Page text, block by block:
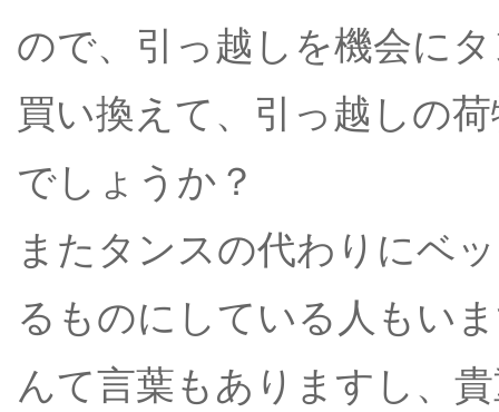
ので、引っ越しを機会に
買い換えて、引っ越しの
でしょうか？
またタンスの代わりにベ
るものにしている人もい
んて言葉もありますし、